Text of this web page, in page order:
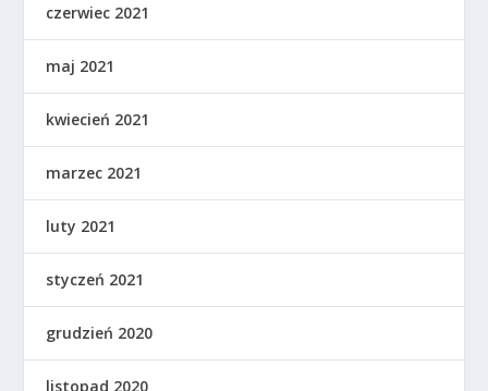
czerwiec 2021
maj 2021
kwiecień 2021
marzec 2021
luty 2021
styczeń 2021
grudzień 2020
listopad 2020